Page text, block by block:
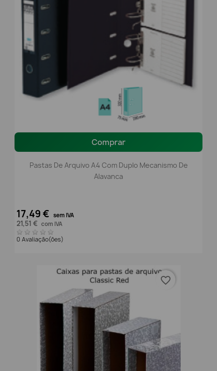
Comprar
Pastas De Arquivo A4 Com Duplo Mecanismo De
Alavanca
17,49 € sem IVA
21,51 € com IVA
0 Avaliação(ões)
favorite_border